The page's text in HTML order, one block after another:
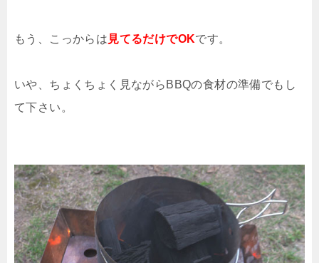
もう、こっからは 見てるだけでOKです。
いや、ちょくちょく見ながらBBQの食材の準備でもし
て下さい。